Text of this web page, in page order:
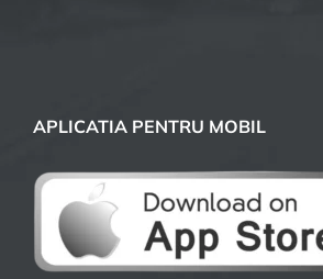
APLICATIA PENTRU MOBIL